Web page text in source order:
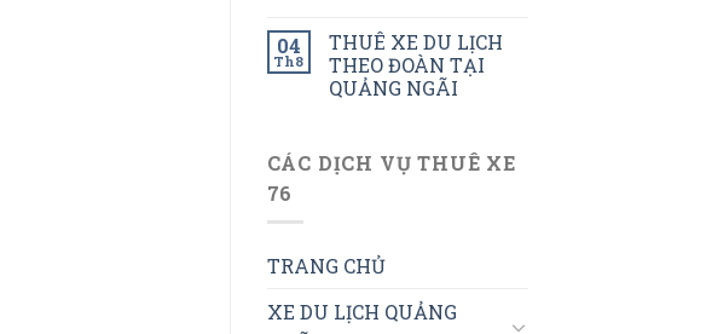
04
Th8
THUÊ XE DU LỊCH
THEO ĐOÀN TẠI
QUẢNG NGÃI
CÁC DỊCH VỤ THUÊ XE
76
TRANG CHỦ
XE DU LỊCH QUẢNG